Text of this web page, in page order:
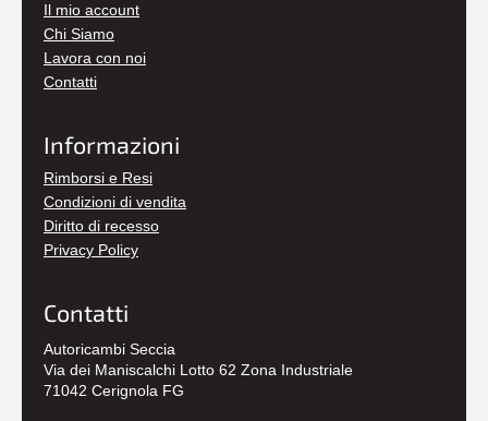
Il mio account
Chi Siamo
Lavora con noi
Contatti
Informazioni
Rimborsi e Resi
Condizioni di vendita
Diritto di recesso
Privacy Policy
Contatti
Autoricambi Seccia
Via dei Maniscalchi Lotto 62 Zona Industriale
71042 Cerignola FG